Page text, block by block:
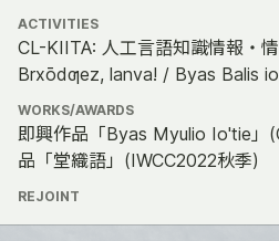
ACTIVITIES
CL-KIITA: 人工言語知識情報・
Brxōdƣez, lanva! / Byas Balis
WORKS/AWARDS
即興作品「Byas Myulio Io'tie」
品「堂織語」(IWCC2022秋季)
REJOINT